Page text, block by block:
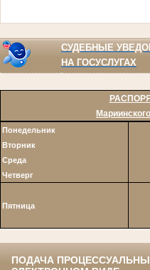
СУДЕБНЫЕ
НА ГОСУСЛУГАХ
Понедельник
Вторник
Среда
Четверг
Пятница
ПОДАЧА